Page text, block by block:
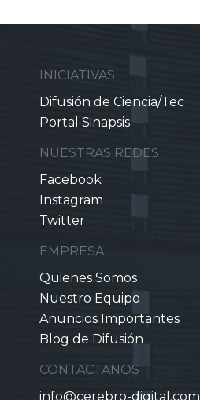
INICIATIVAS
Difusión de Ciencia/Tec
Portal Sinapsis
NUESTRAS REDES
Facebook
Instagram
Twitter
EMPRESA
Quienes Somos
Nuestro Equipo
Anuncios Importantes
Blog de Difusión
CONTACTANOS
info@cerebro-digital.com